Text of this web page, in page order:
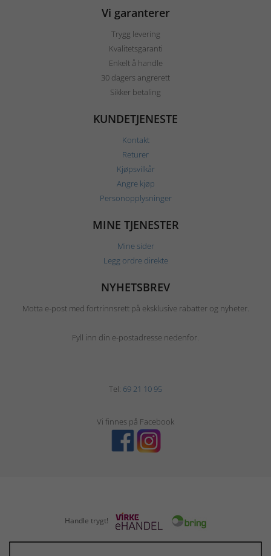
Vi garanterer
Trygg levering
Kvalitetsgaranti
Enkelt å handle
30 dagers angrerett
Sikker betaling
KUNDETJENESTE
Kontakt
Returer
Kjøpsvilkår
Angre kjøp
Personopplysninger
MINE TJENESTER
Mine sider
Legg ordre direkte
NYHETSBREV
Motta e-post med fortrinnsrett på eksklusive rabatter og nyheter.
Fyll inn din e-postadresse nedenfor.
Tel: 69 21 10 95
Vi finnes på Facebook
Handle trygt!